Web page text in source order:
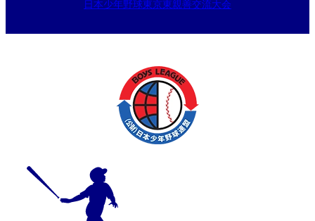
日本少年野球東京東親善交流大会